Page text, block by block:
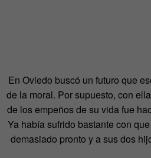
En Oviedo buscó un futuro que
de la moral. Por supuesto, con
de los empeños de su vida fue
Ya había sufrido bastante con
demasiado pronto y a sus dos